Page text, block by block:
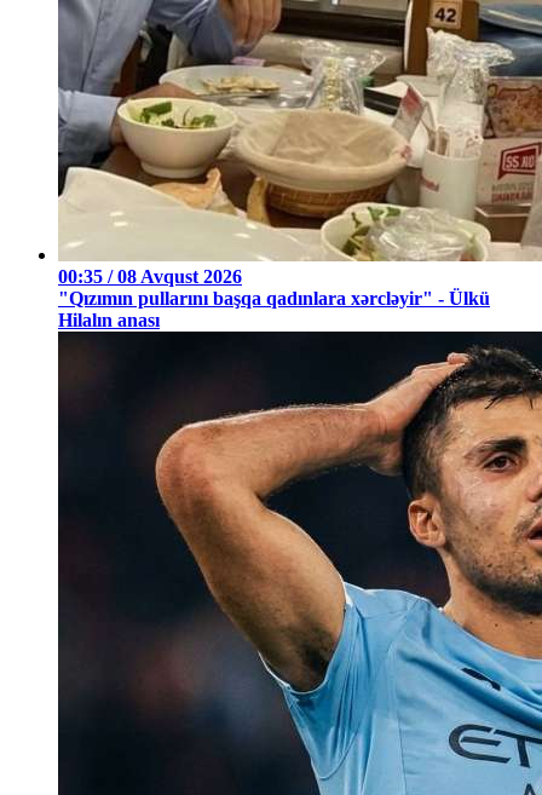
00:35 / 08 Avqust 2026
"Qızımın pullarını başqa qadınlara xərcləyir" - Ülkü
Hilalın anası